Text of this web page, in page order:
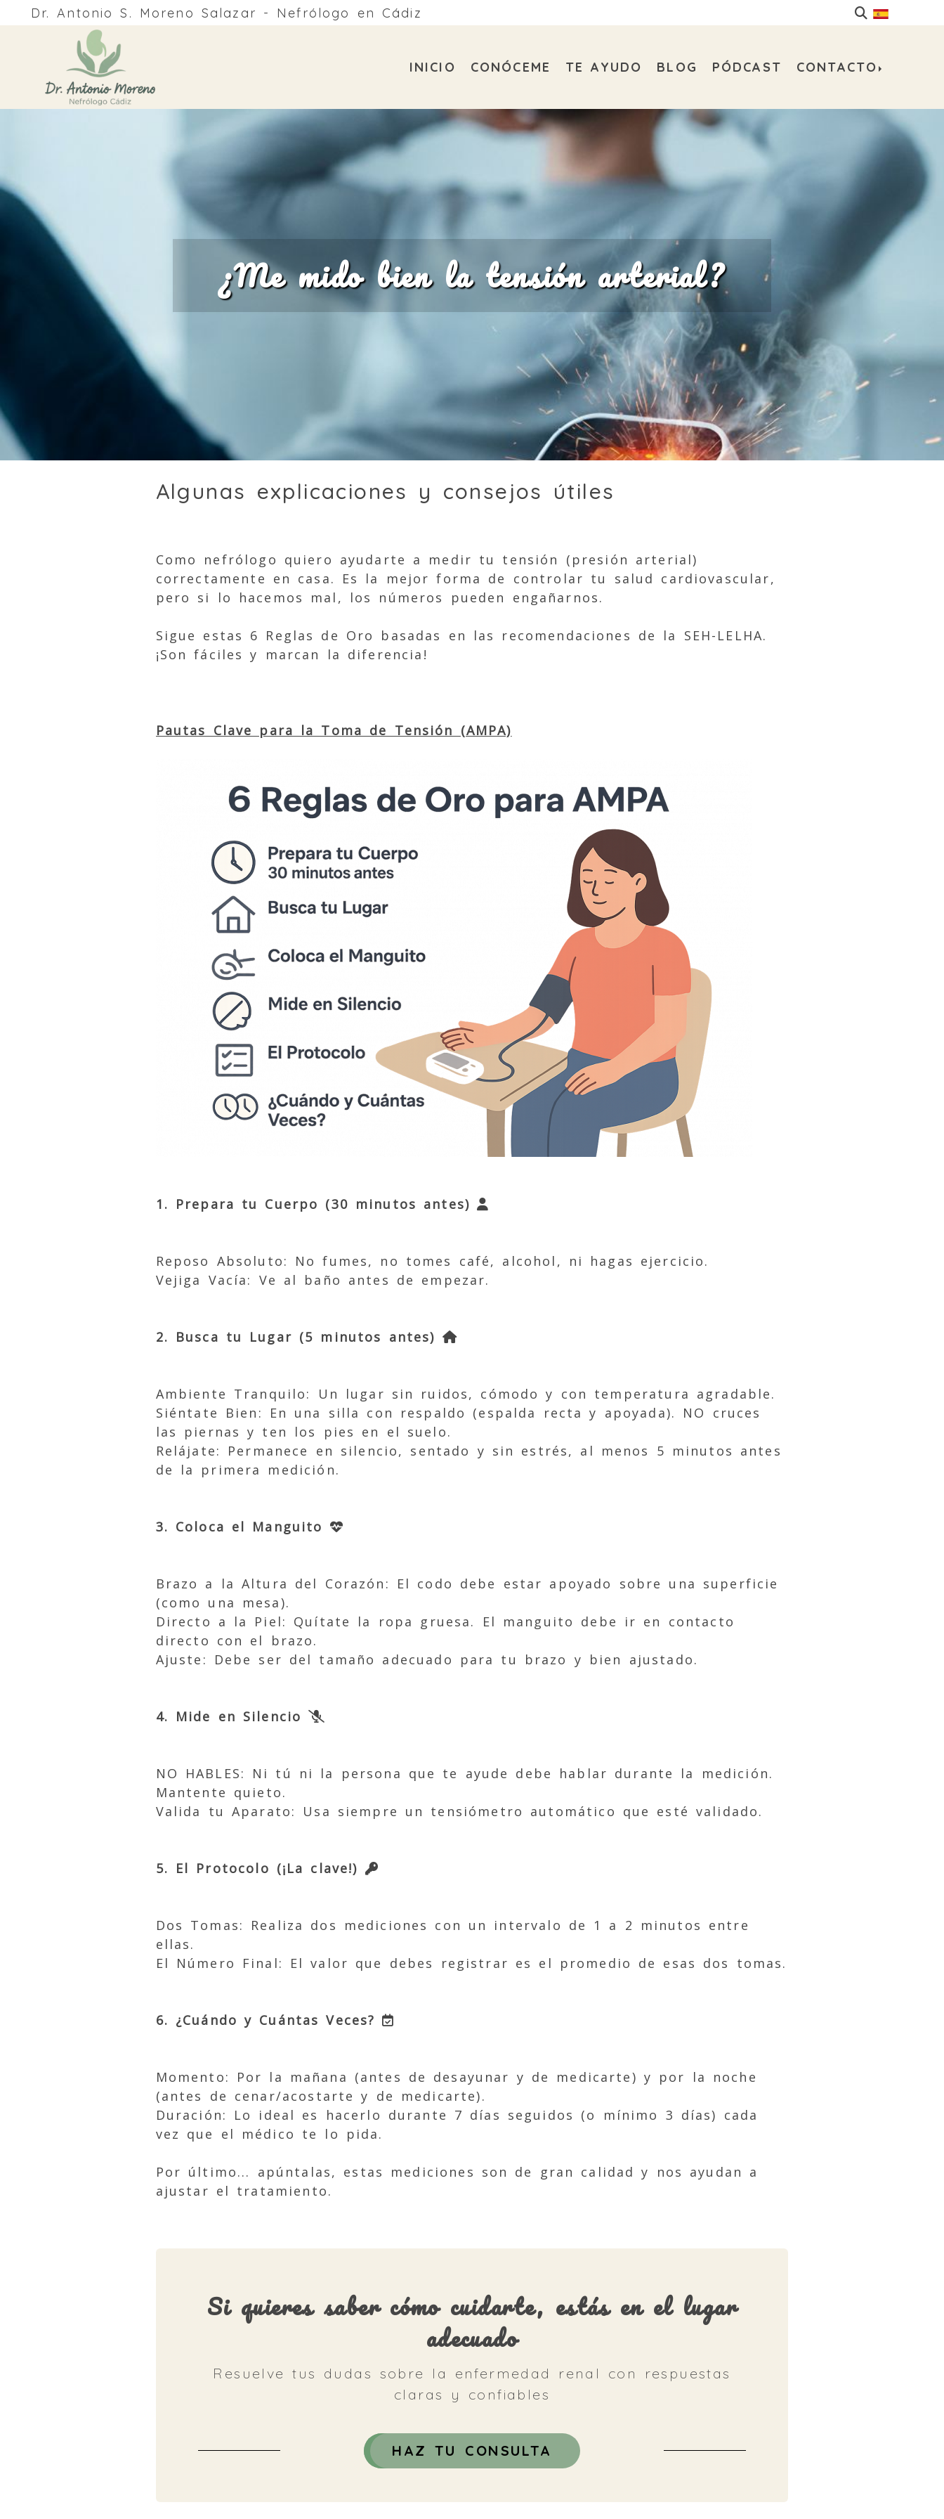
Dr. Antonio S. Moreno Salazar - Nefrólogo en Cádiz
INICIO CONÓCEME TE AYUDO BLOG PÓDCAST CONTACTO
¿Me mido bien la tensión arterial?
Algunas explicaciones y consejos útiles
Como nefrólogo quiero ayudarte a medir tu tensión (presión arterial)
correctamente en casa. Es la mejor forma de controlar tu salud cardiovascular,
pero si lo hacemos mal, los números pueden engañarnos.
Sigue estas 6 Reglas de Oro basadas en las recomendaciones de la SEH-LELHA.
¡Son fáciles y marcan la diferencia!
Pautas Clave para la Toma de Tensión (AMPA)
1. Prepara tu Cuerpo (30 minutos antes)
Reposo Absoluto: No fumes, no tomes café, alcohol, ni hagas ejercicio.
Vejiga Vacía: Ve al baño antes de empezar.
2. Busca tu Lugar (5 minutos antes)
Ambiente Tranquilo: Un lugar sin ruidos, cómodo y con temperatura agradable.
Siéntate Bien: En una silla con respaldo (espalda recta y apoyada). NO cruces
las piernas y ten los pies en el suelo.
Relájate: Permanece en silencio, sentado y sin estrés, al menos 5 minutos antes
de la primera medición.
3. Coloca el Manguito
Brazo a la Altura del Corazón: El codo debe estar apoyado sobre una superficie
(como una mesa).
Directo a la Piel: Quítate la ropa gruesa. El manguito debe ir en contacto
directo con el brazo.
Ajuste: Debe ser del tamaño adecuado para tu brazo y bien ajustado.
4. Mide en Silencio
NO HABLES: Ni tú ni la persona que te ayude debe hablar durante la medición.
Mantente quieto.
Valida tu Aparato: Usa siempre un tensiómetro automático que esté validado.
5. El Protocolo (¡La clave!)
Dos Tomas: Realiza dos mediciones con un intervalo de 1 a 2 minutos entre
ellas.
El Número Final: El valor que debes registrar es el promedio de esas dos tomas.
6. ¿Cuándo y Cuántas Veces?
Momento: Por la mañana (antes de desayunar y de medicarte) y por la noche
(antes de cenar/acostarte y de medicarte).
Duración: Lo ideal es hacerlo durante 7 días seguidos (o mínimo 3 días) cada
vez que el médico te lo pida.
Por último... apúntalas, estas mediciones son de gran calidad y nos ayudan a
ajustar el tratamiento.
Si quieres saber cómo cuidarte, estás en el lugar
adecuado
Resuelve tus dudas sobre la enfermedad renal con respuestas
claras y confiables
HAZ TU CONSULTA